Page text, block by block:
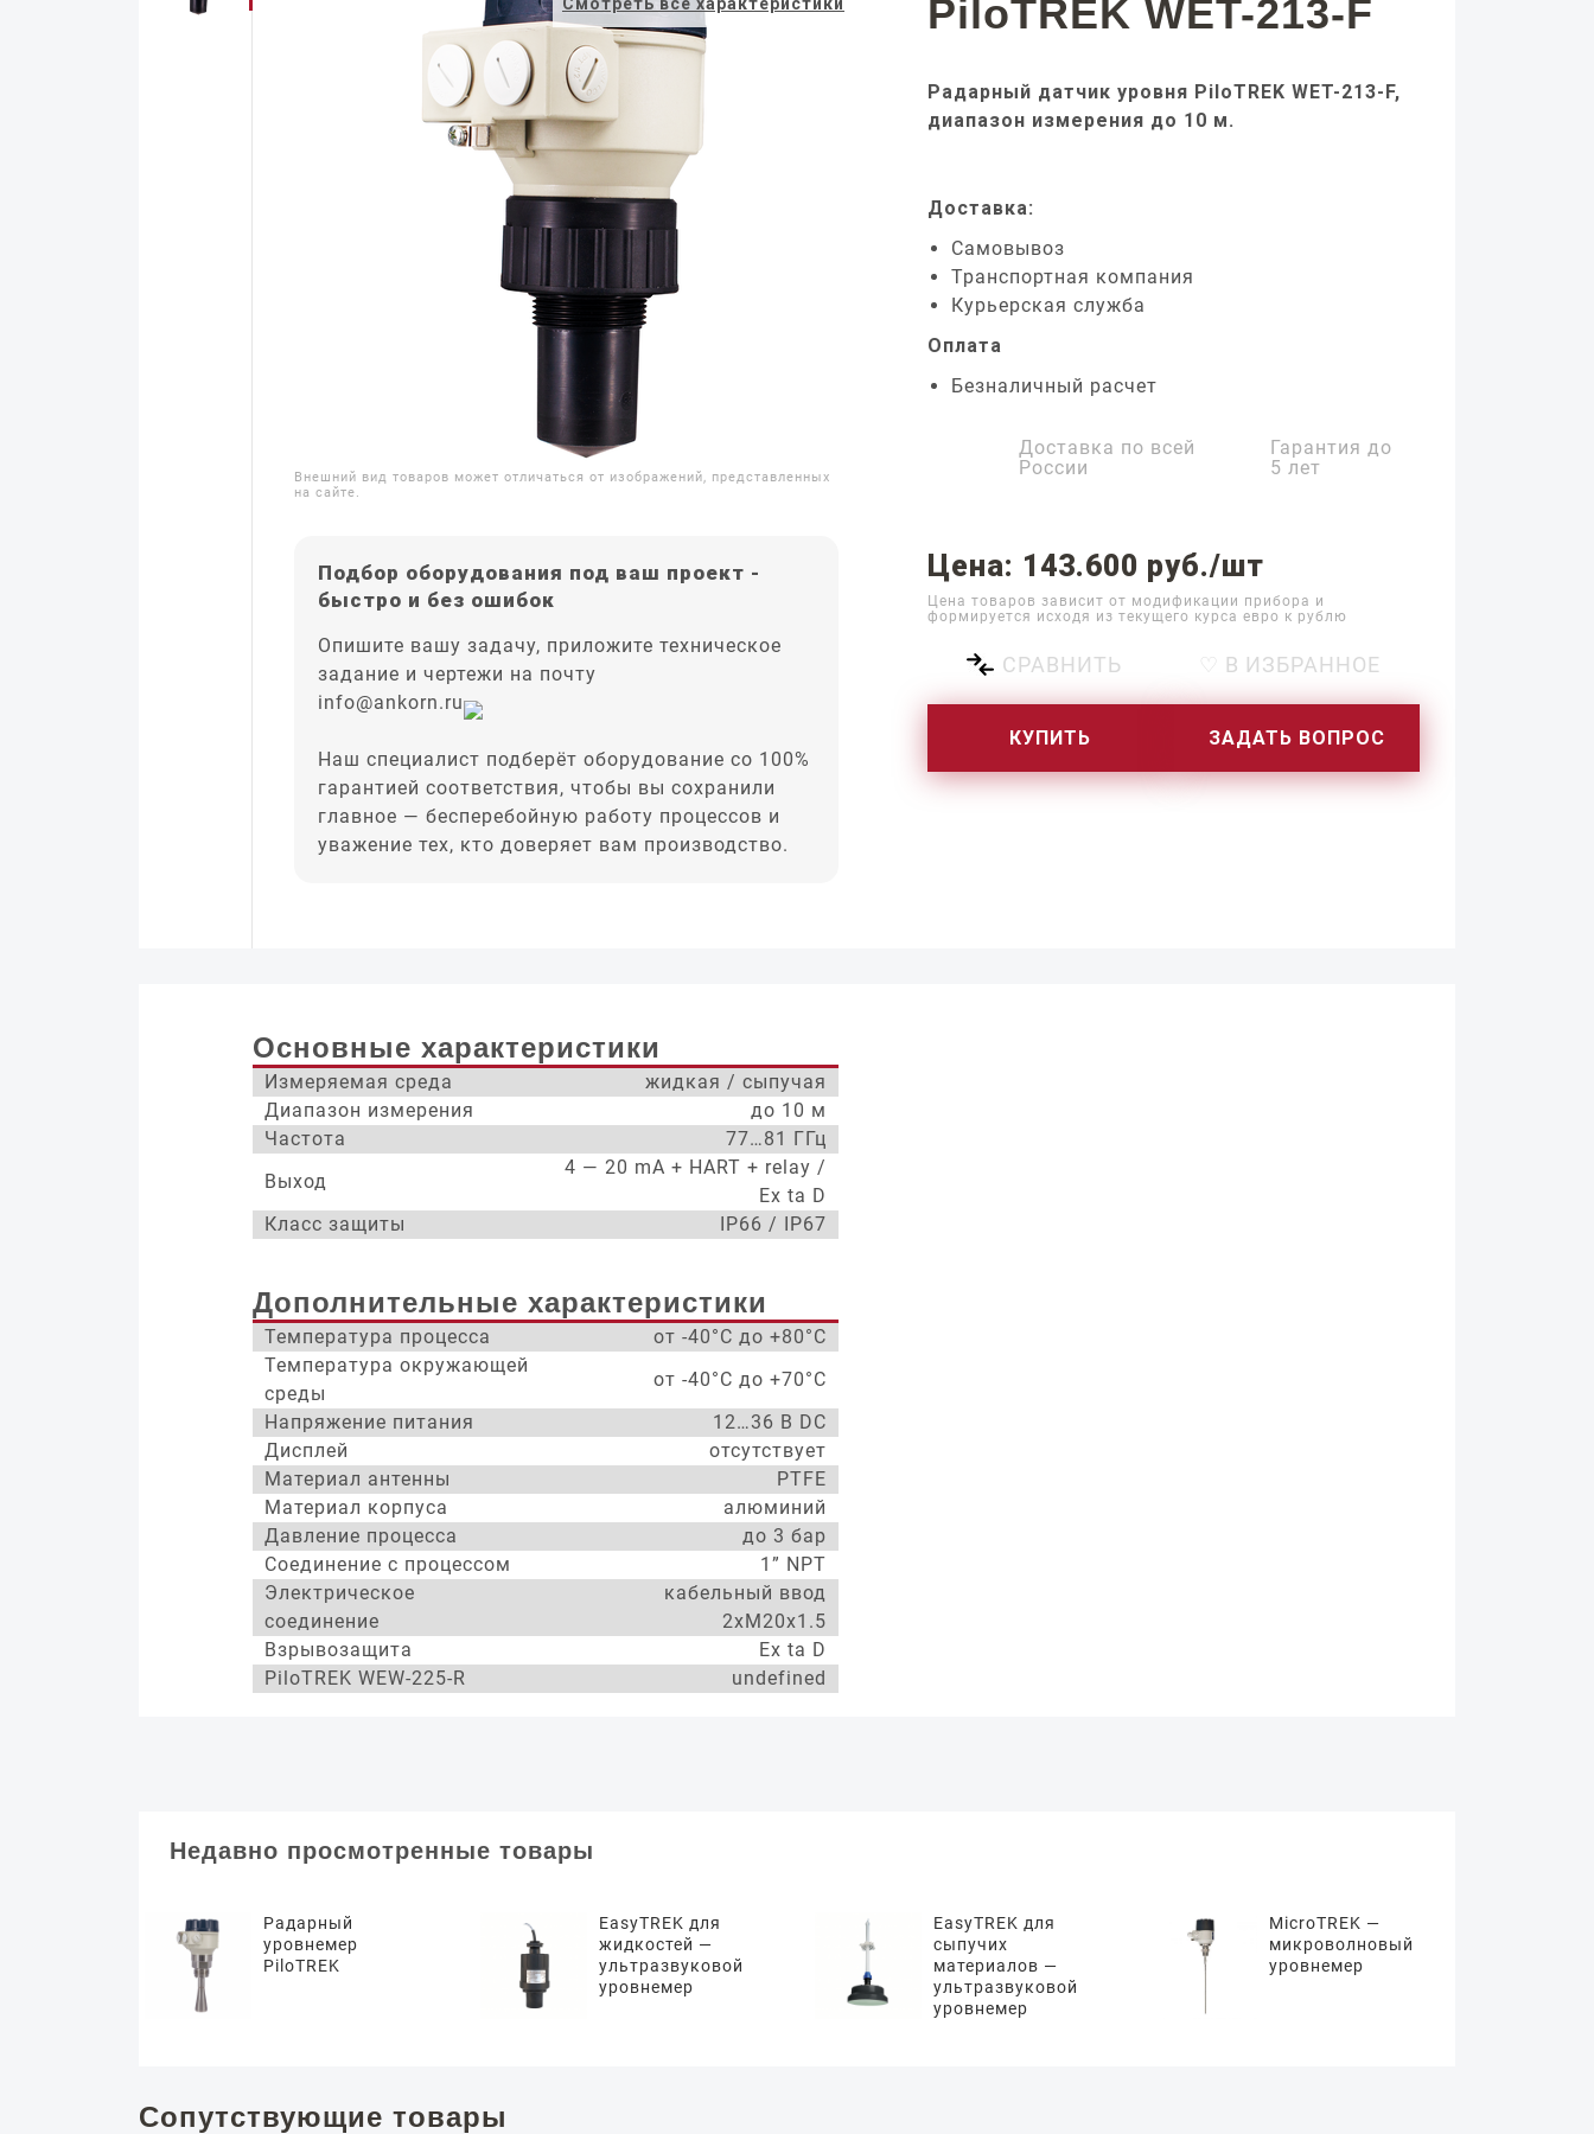
Внешний вид товаров может отличаться от изображений, представленных
на сайте.
Подбор оборудования под ваш проект -
быстро и без ошибок
Опишите вашу задачу, приложите техническое
задание и чертежи на почту
info@ankorn.ru
Наш специалист подберёт оборудование со 100%
гарантией соответствия, чтобы вы сохранили
главное — бесперебойную работу процессов и
уважение тех, кто доверяет вам производство.
PiloTREK WET-213-F
Радарный датчик уровня PiloTREK WET-213-F,
диапазон измерения до 10 м.
Доставка:
Самовывоз
Транспортная компания
Курьерская служба
Оплата
Безналичный расчет
Доставка по всей
России
Гарантия до
5 лет
Цена: 143.600 руб./шт
Цена товаров зависит от модификации прибора и
формируется исходя из текущего курса евро к рублю
СРАВНИТЬ ♡ В ИЗБРАННОЕ
КУПИТЬ ЗАДАТЬ ВОПРОС
Основные характеристики
Измеряемая среда
жидкая / сыпучая
Диапазон измерения
до 10 м
Частота
77…81 ГГц
Выход
4 — 20 mA + HART + relay /
Ex ta D
Класс защиты
IP66 / IP67
Дополнительные характеристики
Температура процесса
от -40°С до +80°С
Температура окружающей
среды
от -40°С до +70°С
Напряжение питания
12…36 В DC
Дисплей
отсутствует
Материал антенны
PTFE
Материал корпуса
алюминий
Давление процесса
до 3 бар
Соединение с процессом
1” NPT
Электрическое
соединение
кабельный ввод
2xM20x1.5
Взрывозащита
Ex ta D
PiloTREK WEW-225-R
undefined
Недавно просмотренные товары
Радарный
уровнемер
PiloTREK
EasyTREK для
жидкостей —
ультразвуковой
уровнемер
EasyTREK для
сыпучих
материалов —
ультразвуковой
уровнемер
MicroTREK —
микроволновый
уровнемер
Сопутствующие товары